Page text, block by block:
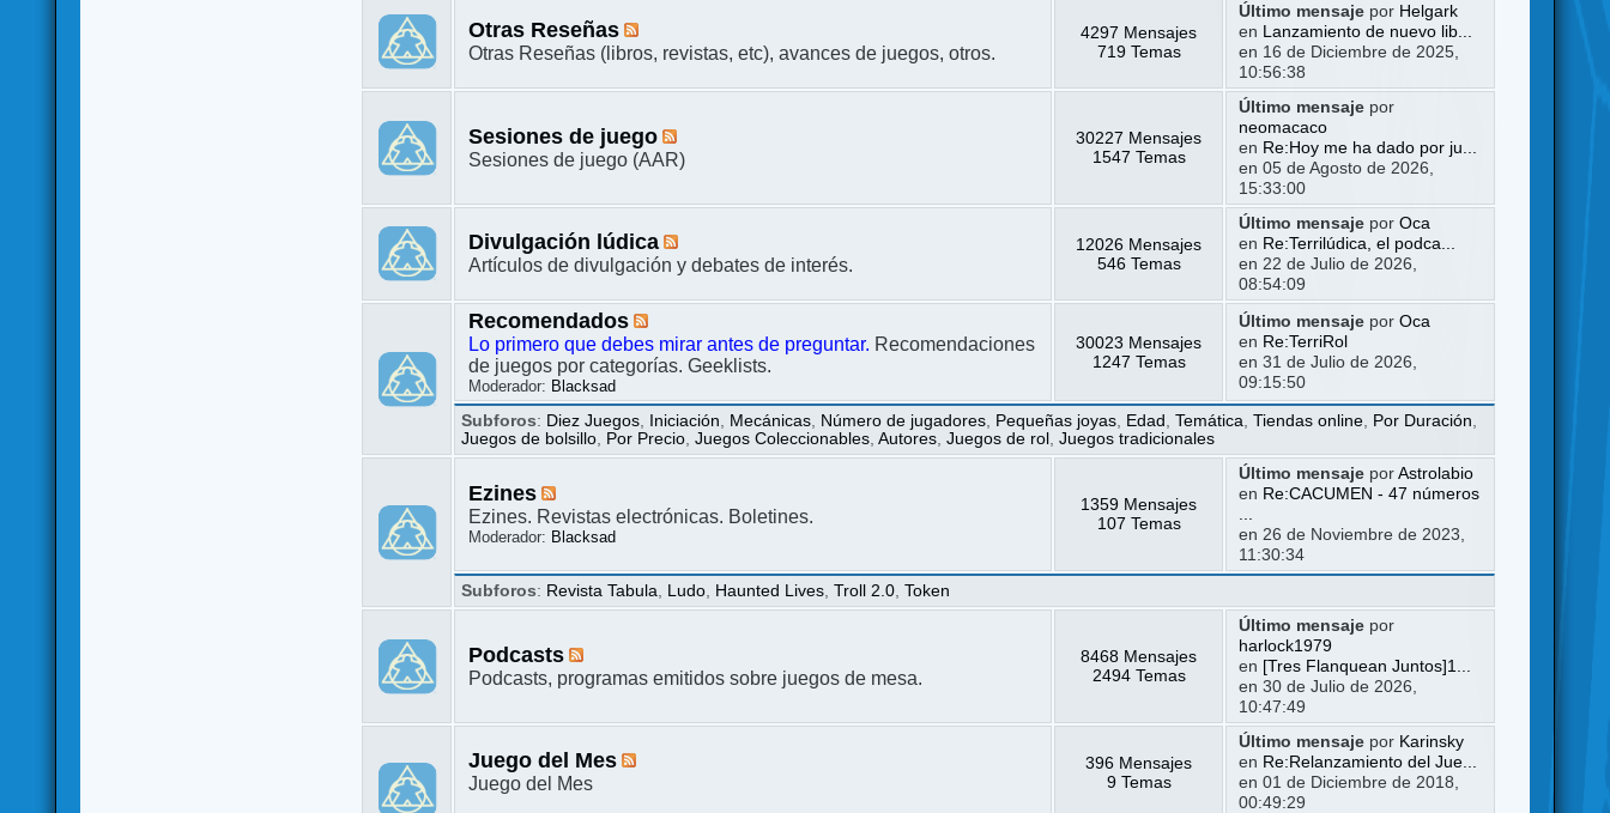
Otras Reseñas
Otras Reseñas (libros, revistas, etc), avances de juegos, otros.
4297 Mensajes
719 Temas
Último mensajepor Helgark
en
Lanzamiento de nuevo lib...
en 16 de Diciembre de 2025,
10:56:38
Sesiones de juego
Sesiones de juego (AAR)
30227 Mensajes
1547 Temas
Último mensajepor
neomacaco
en Re:Hoy me ha dado por ju...
en 05 de Agosto de 2026,
15:33:00
Divulgación lúdica
Artículos de divulgación y debates de interés.
12026 Mensajes
546 Temas
Último mensajepor Oca
en Re:Terrilúdica, el podca...
en 22 de Julio de 2026,
08:54:09
Recomendados
Lo primero que debes mirar antes de preguntar. Recomendaciones
de juegos por categorías. Geeklists.
Moderador: Blacksad
30023 Mensajes
1247 Temas
Último mensajepor Oca
en Re:TerriRol
en 31 de Julio de 2026,
09:15:50
Subforos: Diez Juegos Iniciación Mecánicas Número de jugadores Pequeñas joyas Edad ,Temática ,Tiendas online Por Duración
Juegos de bolsillo
Por Precio ,Juegos Coleccionables ,Autores ,Juegos de rol ,Juegos tradicionales
Ezines
Ezines. Revistas electrónicas. Boletines.
Moderador: Blacksad
1359 Mensajes
107 Temas
Último mensajepor Astrolabio
en Re:CACUMEN - 47 números
en 26 de Noviembre de 2023,
11:30:34
Subforos: Revista Tabula Ludo Haunted Lives ,Troll 2.0 ,Token
Podcasts
Podcasts, programas emitidos sobre juegos de mesa.
8468 Mensajes
2494 Temas
Último mensajepor
harlock1979
en [Tres Flanquean Juntos]1...
en 30 de Julio de 2026,
10:47:49
Juego del Mes
Juego del Mes
396 Mensajes
9 Temas
Último mensajepor Karinsky
en Re:Relanzamiento del Jue...
en 01 de Diciembre de 2018,
00:49:29